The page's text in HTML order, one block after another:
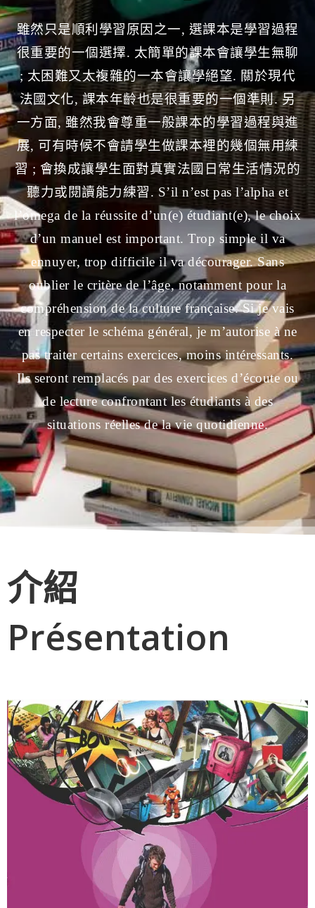
雖然只是順利學習原因之一, 選課本是學習過程
很重要的一個選擇. 太簡單的課本會讓學生無聊
; 太困難又太複雜的一本會讓學絕望. 關於現代
法國文化, 課本年齡也是很重要的一個準則. 另
一方面, 雖然我會尊重一般課本的學習過程與進
展, 可有時候不會請學生做課本裡的幾個無用練
習 ; 會換成讓學生面對真實法國日常生活情況的
聽力或閱讀能力練習. S’il n’est pas l’alpha et
l’omega de la réussite d’un(e) étudiant(e), le choix
d’un manuel est important. Trop simple il va
ennuyer, trop difficile il va décourager. Sans
oublier le critère de l’âge, notamment pour la
compréhension de la culture française. Si je vais
en respecter le schéma général, je m’autorise à ne
pas traiter certains exercices, moins intéressants.
Ils seront remplacés par des exercices d’écoute ou
de lecture confrontant les étudiants à des
situations réelles de la vie quotidienne.
介紹
Présentation